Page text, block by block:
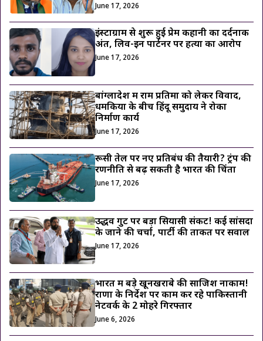
June 17, 2026
इंस्टाग्राम से शुरू हुई प्रेम कहानी का दर्दनाक
अंत, लिव-इन पार्टनर पर हत्या का आरोप
June 17, 2026
बांग्लादेश में राम प्रतिमा को लेकर विवाद,
धमकियों के बीच हिंदू समुदाय ने रोका
निर्माण कार्य
June 17, 2026
रूसी तेल पर नए प्रतिबंध की तैयारी? ट्रंप की
रणनीति से बढ़ सकती है भारत की चिंता
June 17, 2026
उद्धव गुट पर बड़ा सियासी संकट! कई सांसदों
के जाने की चर्चा, पार्टी की ताकत पर सवाल
June 17, 2026
भारत में बड़े खूनखराबे की साजिश नाकाम!
राणा के निर्देश पर काम कर रहे पाकिस्तानी
नेटवर्क के 2 मोहरे गिरफ्तार
June 6, 2026